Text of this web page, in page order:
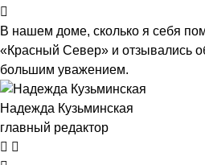
В нашем доме, сколько я себя
«Красный Север» и отзывались
большим уважением.
Надежда Кузьминская
главный редактор